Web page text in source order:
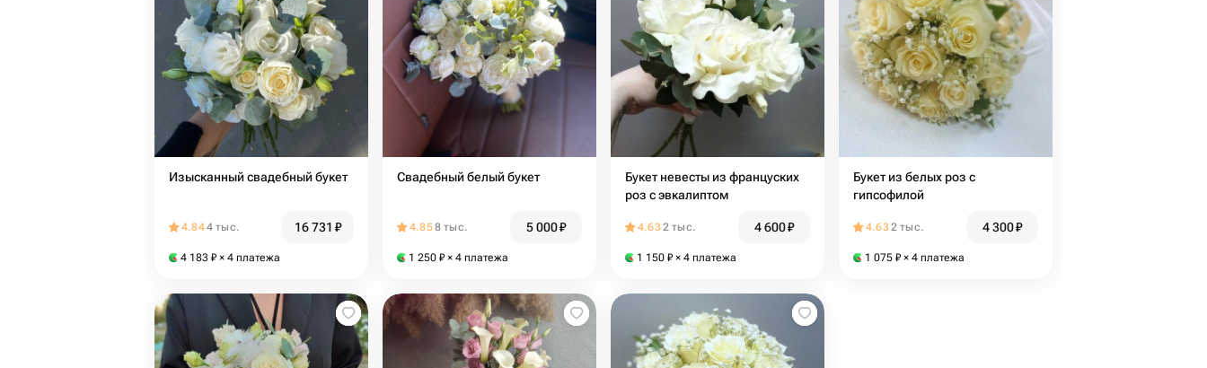
Изысканный свадебный букет
4.844 тыс. 16 731 ₽
4 183 ₽ × 4 платежа
Свадебный белый букет
4.858 тыс. 5 000₽
1 250 ₽ × 4 платежа
Букет невесты из француских
роз с эвкалиптом
4.632 тыс. 4 600₽
1 150 ₽ × 4 платежа
Букет из белых роз с
гипсофилой
4.632 тыс. 4 300₽
1 075 ₽ × 4 платежа